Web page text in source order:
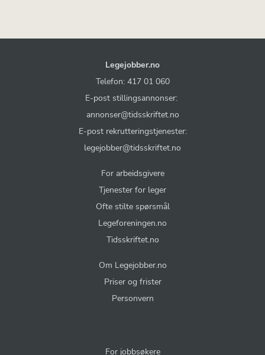
Legejobber.no
Telefon: 417 01 060
E-post stillingsannonser:
annonser@tidsskriftet.no
E-post rekrutteringstjenester:
legejobber@tidsskriftet.no
For arbeidsgivere
Tjenester for leger
Ofte stilte spørsmål
Legeforeningen.no
Tidsskriftet.no
Om Legejobber.no
Priser og frister
Personvern
For jobbsøkere